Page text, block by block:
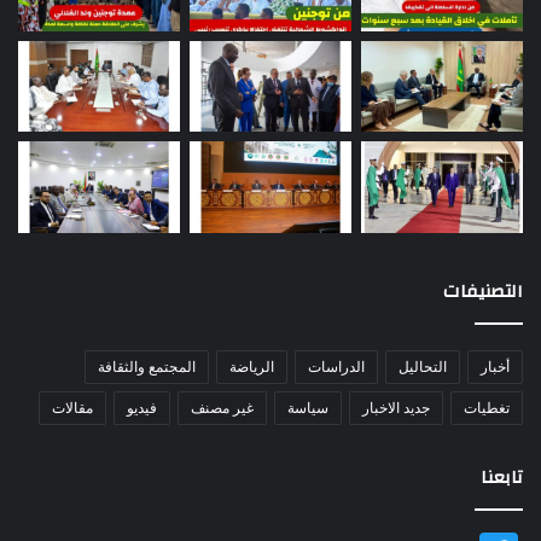
التصنيفات
أخبار التحاليل الدراسات الرياضة المجتمع والثقافة
تغطيات جديد الاخبار سياسة غير مصنف فيديو مقالات
تابعنا